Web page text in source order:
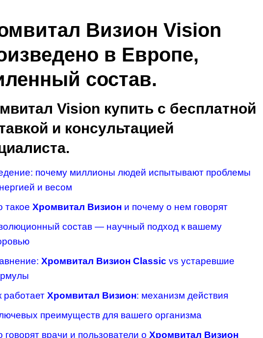
Визион Vision
в Европе,
состав.
Vision купить с бесплатной
и консультацией
почему миллионы людей испытывают проблемы
и весом
такоеХромвитал Визион и почему о нем говорят
состав — научный подход к вашему
Хромвитал Визион Classic vs устаревшие
работаетХромвитал Визион: механизм действия
преимуществ для вашего организма
говорят врачи и пользователи оХромвитал Визион